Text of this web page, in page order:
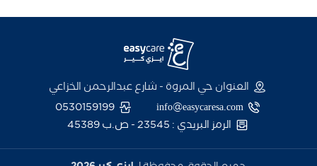
العنوان حي المروة - شارع عبدالرحمن الخزاعي
info@easycaresa.com
0530159199
الرمز البريدي : 23545 - ص.ب 45389